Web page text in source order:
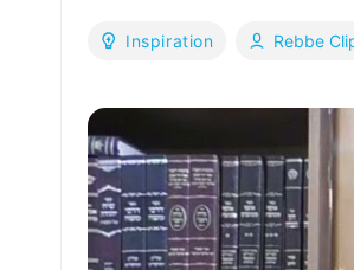
Inspiration Rebbe